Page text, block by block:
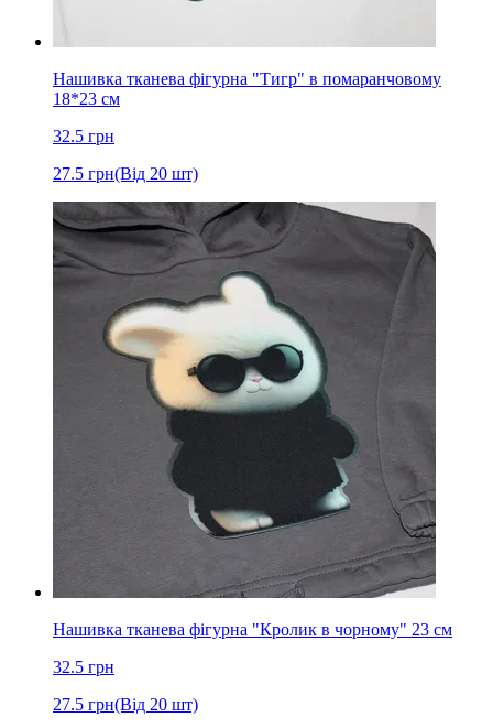
Нашивка тканева фігурна "Тигр" в помаранчовому
18*23 см
32.5 грн
27.5 грн(Від 20 шт)
Нашивка тканева фігурна "Кролик в чорному" 23 см
32.5 грн
27.5 грн(Від 20 шт)